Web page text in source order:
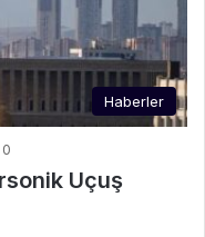
Haberler
0
Uçuş